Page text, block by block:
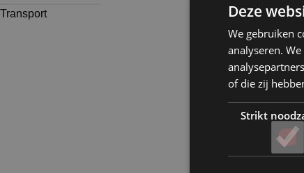
Transport Deze
We gebruiken
analyseren.
of die zij
Strikt